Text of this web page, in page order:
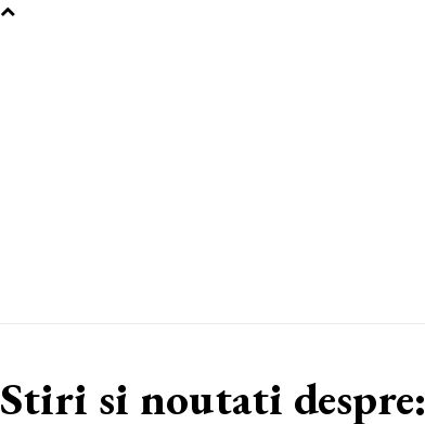
Stiri si noutati despre: